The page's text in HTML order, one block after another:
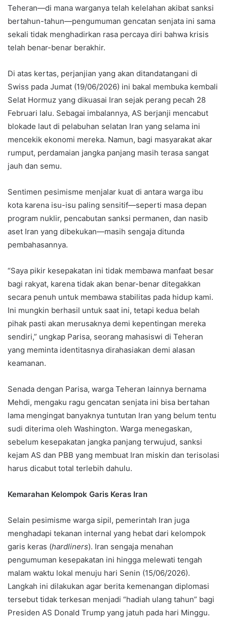
Teheran—di mana warganya telah kelelahan akibat sanksi
bertahun-tahun—pengumuman gencatan senjata ini sama
sekali tidak menghadirkan rasa percaya diri bahwa krisis
telah benar-benar berakhir.
Di atas kertas, perjanjian yang akan ditandatangani di
Swiss pada Jumat (19/06/2026) ini bakal membuka kembali
Selat Hormuz yang dikuasai Iran sejak perang pecah 28
Februari lalu. Sebagai imbalannya, AS berjanji mencabut
blokade laut di pelabuhan selatan Iran yang selama ini
mencekik ekonomi mereka. Namun, bagi masyarakat akar
rumput, perdamaian jangka panjang masih terasa sangat
jauh dan semu.
Sentimen pesimisme menjalar kuat di antara warga ibu
kota karena isu-isu paling sensitif—seperti masa depan
program nuklir, pencabutan sanksi permanen, dan nasib
aset Iran yang dibekukan—masih sengaja ditunda
pembahasannya.
“Saya pikir kesepakatan ini tidak membawa manfaat besar
bagi rakyat, karena tidak akan benar-benar ditegakkan
secara penuh untuk membawa stabilitas pada hidup kami.
Ini mungkin berhasil untuk saat ini, tetapi kedua belah
pihak pasti akan merusaknya demi kepentingan mereka
sendiri,” ungkap Parisa, seorang mahasiswi di Teheran
yang meminta identitasnya dirahasiakan demi alasan
keamanan.
Senada dengan Parisa, warga Teheran lainnya bernama
Mehdi, mengaku ragu gencatan senjata ini bisa bertahan
lama mengingat banyaknya tuntutan Iran yang belum tentu
sudi diterima oleh Washington. Warga menegaskan,
sebelum kesepakatan jangka panjang terwujud, sanksi
kejam AS dan PBB yang membuat Iran miskin dan terisolasi
harus dicabut total terlebih dahulu.
Kemarahan Kelompok Garis Keras Iran
Selain pesimisme warga sipil, pemerintah Iran juga
menghadapi tekanan internal yang hebat dari kelompok
garis keras (hardliners). Iran sengaja menahan
pengumuman kesepakatan ini hingga melewati tengah
malam waktu lokal menuju hari Senin (15/06/2026).
Langkah ini dilakukan agar berita kemenangan diplomasi
tersebut tidak terkesan menjadi “hadiah ulang tahun” bagi
Presiden AS Donald Trump yang jatuh pada hari Minggu.